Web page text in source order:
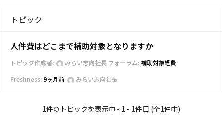
トピック
人件費はどこまで補助対象となりますか
トピック作成者: みらい志向社長 フォーラム:補助対象経費
9ヶ月前
みらい志向社長
1件のトピックを表示中 - 1 - 1件目 (全1件中)